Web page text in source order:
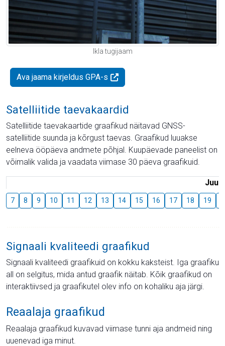
Ikla tugijaam
Ava jaama kirjeldus GPA-s
Satelliitide taevakaardid
Satelliitide taevakaartide graafikud näitavad GNSS-
satelliitide suunda ja kõrgust taevas. Graafikud luuakse
eelneva ööpäeva andmete põhjal. Kuupäevade paneelist on
võimalik valida ja vaadata viimase 30 päeva graafikuid.
Juuli
7 8 9 10 11 12 13 14 15 16 17 18 19
Signaali kvaliteedi graafikud
Signaali kvaliteedi graafikuid on kokku kaksteist. Iga graafiku
all on selgitus, mida antud graafik näitab. Kõik graafikud on
interaktiivsed ja graafikutel olev info on kohaliku aja järgi.
Reaalaja graafikud
Reaalaja graafikud kuvavad viimase tunni aja andmeid ning
uuenevad iga minut.